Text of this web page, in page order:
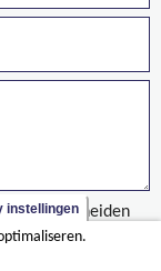
of gescheiden
instellingen